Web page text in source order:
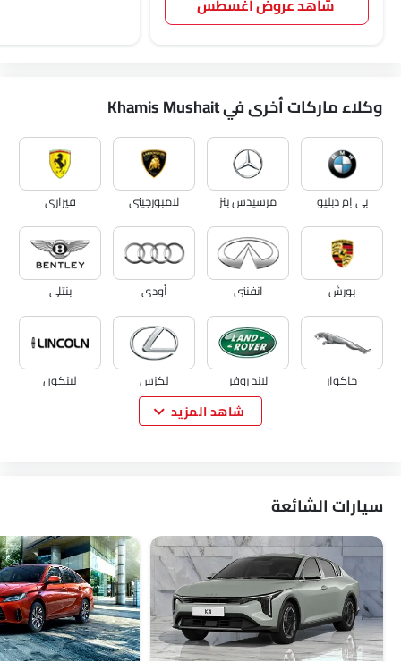
شاهد عروض أغسطس
وكلاء ماركات أخرى في Khamis Mushait
بي إم دبليو مرسيدس بنز لامبورجيني فيراري
بورش انفنتي أودي بنتلي
جاكوار لاند روفر لكزس لينكون
جينيسيس أبارث بورجوارد هافال
VGV لوسيد بي واي دي تانك
شاهد المزيد
سيارات الشائعة